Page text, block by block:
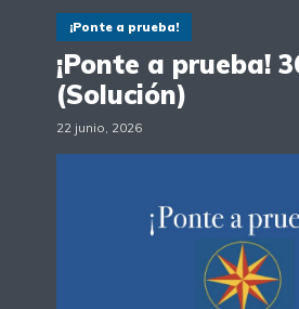
¡Ponte a prueba!
¡Ponte a prueba!
(Solución)
22 junio, 2026